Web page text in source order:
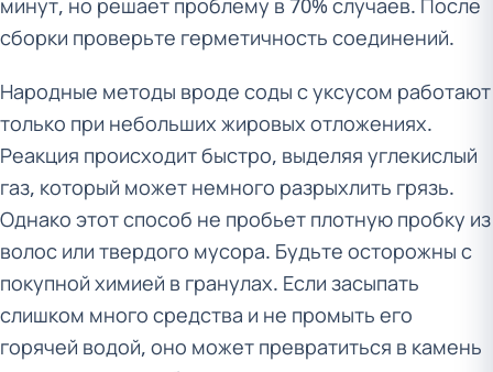
минут, но решает проблему в 70% случаев. После
сборки проверьте герметичность соединений.
Народные методы вроде соды с уксусом работают
только при небольших жировых отложениях.
Реакция происходит быстро, выделяя углекислый
газ, который может немного разрыхлить грязь.
Однако этот способ не пробьет плотную пробку из
волос или твердого мусора. Будьте осторожны с
покупной химией в гранулах. Если засыпать
слишком много средства и не промыть его
горячей водой, оно может превратиться в камень